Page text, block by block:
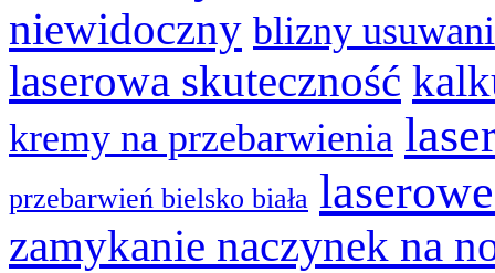
niewidoczny blizny
laserowa skuteczność
kremy na przebarwienia
przebarwień bielsko biała
zamykanie naczynek na